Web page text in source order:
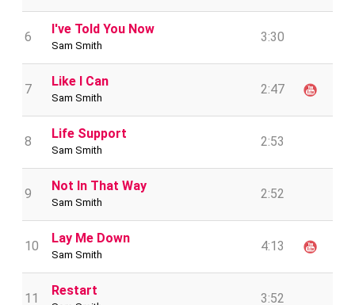
6
I've Told You Now
Sam Smith
3:30
7
Like I Can
Sam Smith
2:47
8
Life Support
Sam Smith
2:53
9
Not In That Way
Sam Smith
2:52
10
Lay Me Down
Sam Smith
4:13
11
Restart
3:52